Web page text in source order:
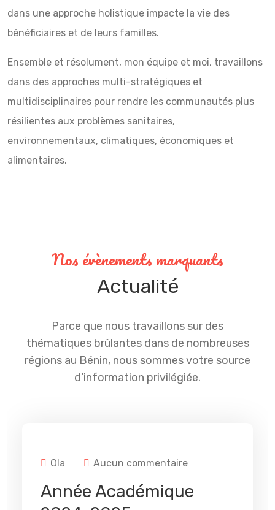
dans une approche holistique impacte la vie des
bénéficiaires et de leurs familles.
Ensemble et résolument, mon équipe et moi, travaillons
dans des approches multi-stratégiques et
multidisciplinaires pour rendre les communautés plus
résilientes aux problèmes sanitaires,
environnementaux, climatiques, économiques et
alimentaires.
Nos évènements marquants
Actualité
Parce que nous travaillons sur des
thématiques brûlantes dans de nombreuses
régions au Bénin, nous sommes votre source
d’information privilégiée.
Ola Aucun commentairesur
2024-
Année Académique